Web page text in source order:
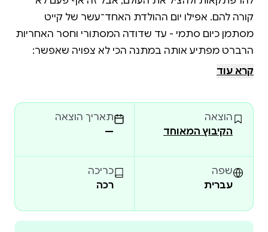
קורה להם. אפילו יום ההולדת האחד־עשר של קייט
מסתמן כיום סתמי - עד שדודה המסתורי וחסר האחריות
הרברט מפתיע אותה במתנה הכי לא צפויה שאפשר:
קטר ענקי של רכבת קיטור בשם ''חץ הכסף''. ההורים של
לקייט יש תוכניות אחרות - וכך גם ל''חץ הכסף''! עד מהרה
יוצאים קייט וטום לנסיעה לארצות רח
קרא עוד
הוצאה
הקיבוץ המאוחד
תאריך הוצאה
—
שפה
עברית
כריכה
רכה